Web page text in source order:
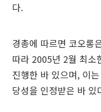
다.
경총에 따르면 코오롱
따라 2005년 2월 최소
진행한 바 있으며, 이
당성을 인정받은 바 있